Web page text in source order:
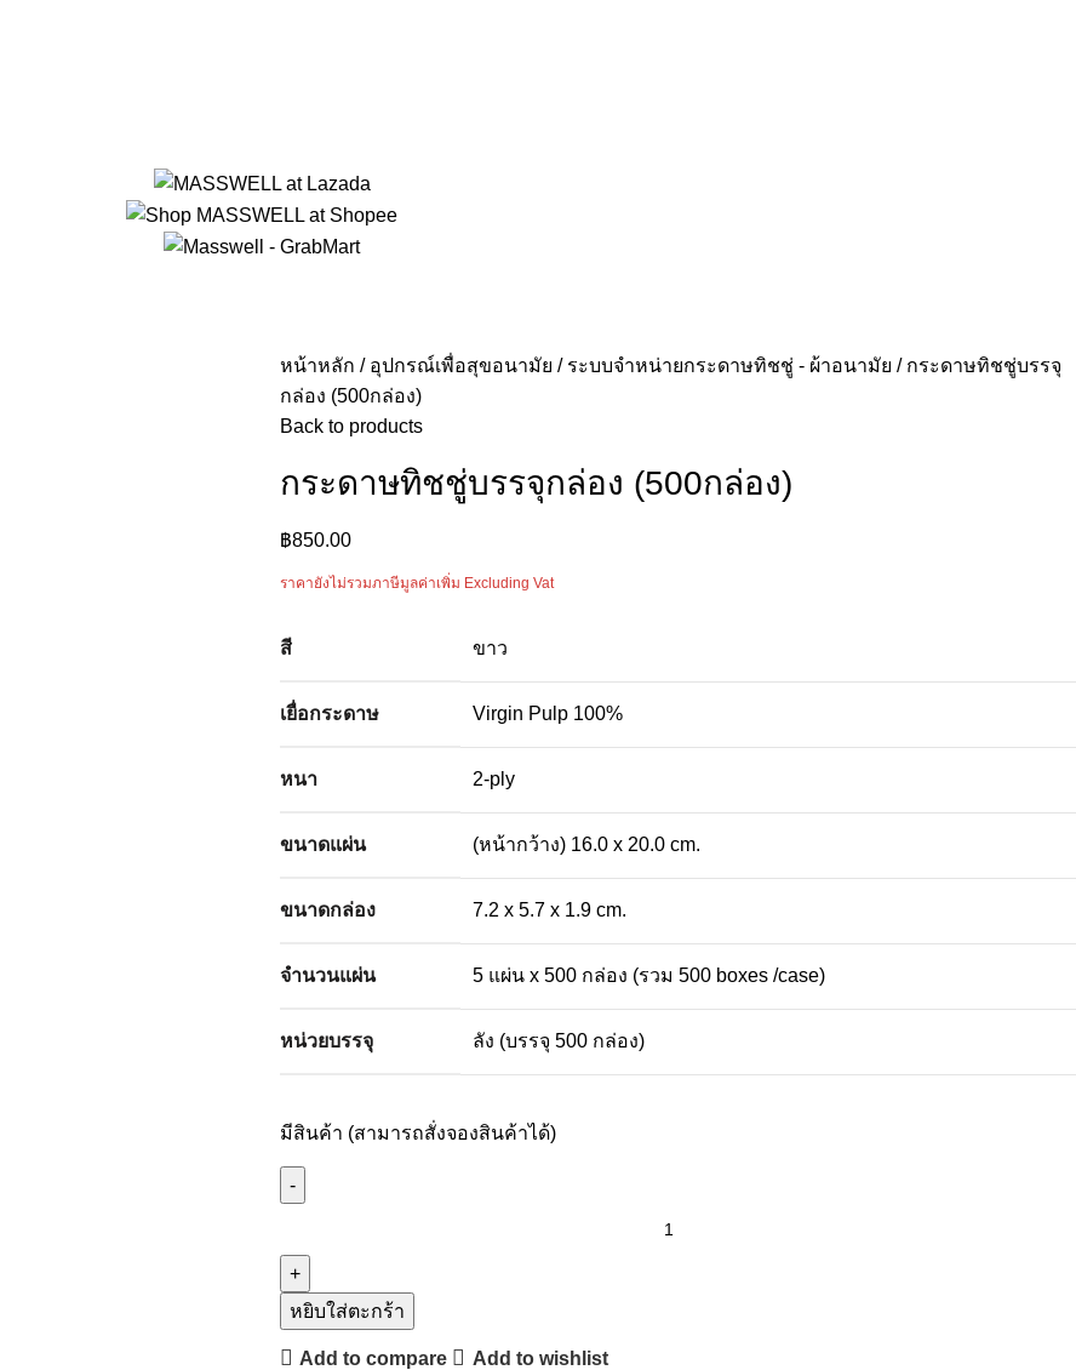
หน้าหลัก อุปกรณ์เพื่อสุขอนามัย ระบบจำหน่ายกระดาษทิชชู่ - ผ้าอนามัย
กระดาษทิชชู่บรรจุ
กล่อง (500กล่อง)
Back to products
กระดาษทิชชู่บรรจุกล่อง (500กล่อง)
฿850.00
ราคายังไม่รวมภาษีมูลค่าเพิ่ม Excluding Vat
สี ขาว
เยื่อกระดาษ Virgin Pulp 100%
หนา 2-ply
ขนาดแผ่น (หน้ากว้าง) 16.0 x 20.0 cm.
ขนาดกล่อง 7.2 x 5.7 x 1.9 cm.
จำนวนแผ่น 5 แผ่น x 500 กล่อง (รวม 500 boxes /case)
หน่วยบรรจุ ลัง (บรรจุ 500 กล่อง)
มีสินค้า (สามารถสั่งจองสินค้าได้)
หยิบใส่ตะกร้า
Add to compare Add to wishlist